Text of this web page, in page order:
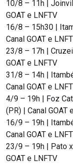
10/8 – 11h |
GOAT e LNFTV
16/8 – 15h30 |
Canal GOAT e
23/8 – 17h |
GOAT e LNFTV
31/8 – 14h |
Canal GOAT e
4/9 – 19h | Foz
(PR) | Canal GOAT
16/9 – 19h |
Canal GOAT e
23/9 – 19h | Pato
GOAT e LNFTV